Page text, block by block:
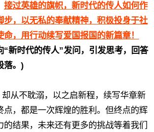
接过英雄的旗帜，新时代的传人如何作
步，以无私的奉献精神，积极投身于社
，用行动续写爱国报国的新篇章！
“新时代的传人”发问，引发思考，回答
落。)
从不耽溺，以之启新程，续写华章新
点，都是一次辉煌的胜利。但终点的辉
的结果，未来还有更多的挑战等着我们